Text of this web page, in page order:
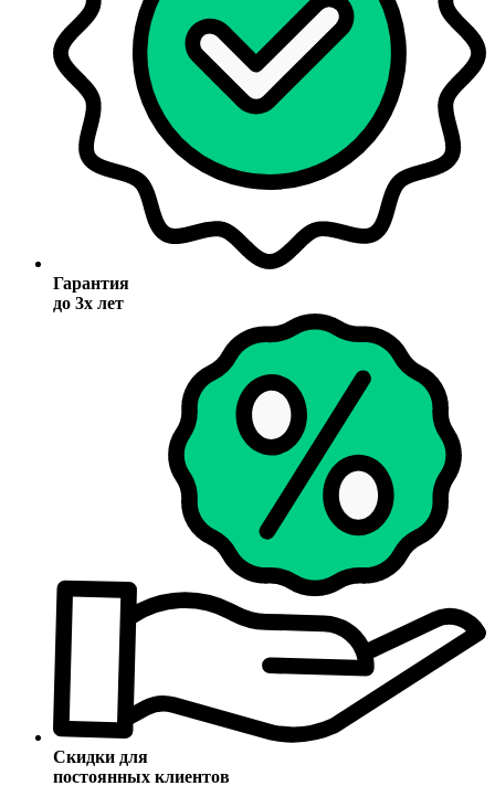
Гарантия
до 3х лет
Скидки для
постоянных клиентов